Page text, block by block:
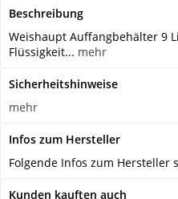
Beschreibung
Weishaupt Auffangbehälter 9
Flüssigkeit... mehr
Sicherheitshinweise
mehr
Infos zum Hersteller
Folgende Infos zum Hersteller
Kunden kauften auch